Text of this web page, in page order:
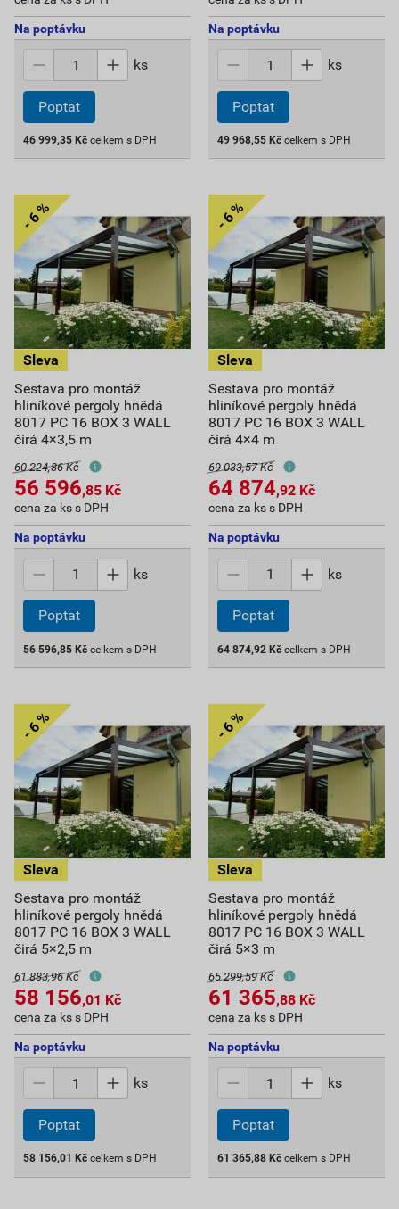
Na poptávku
ks
Poptat
46 999,35 Kč celkem s DPH
Na poptávku
ks
Poptat
49 968,55 Kč celkem s DPH
Sestava pro montáž
hliníkové pergoly hnědá
8017 PC 16 BOX 3 WALL
čirá 4×3,5 m
60 224,86 Kč
56 596,85 Kč
cena za ks s DPH
Na poptávku
ks
Poptat
56 596,85 Kč celkem s DPH
Sestava pro montáž
hliníkové pergoly hnědá
8017 PC 16 BOX 3 WALL
čirá 4×4 m
69 033,57 Kč
64 874,92 Kč
cena za ks s DPH
Na poptávku
ks
Poptat
64 874,92 Kč celkem s DPH
Sestava pro montáž
hliníkové pergoly hnědá
8017 PC 16 BOX 3 WALL
čirá 5×2,5 m
61 883,96 Kč
58 156,01 Kč
cena za ks s DPH
Na poptávku
ks
Poptat
58 156,01 Kč celkem s DPH
Sestava pro montáž
hliníkové pergoly hnědá
8017 PC 16 BOX 3 WALL
čirá 5×3 m
65 299,59 Kč
61 365,88 Kč
cena za ks s DPH
Na poptávku
ks
Poptat
61 365,88 Kč celkem s DPH